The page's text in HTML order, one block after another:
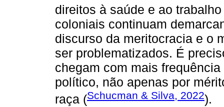
direitos à saúde e ao trabalho
coloniais continuam
discurso da meritocracia e o
ser problematizados. É
chegam com mais
político, não apenas por
raça (Schucman & Silva, 2022).